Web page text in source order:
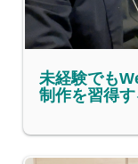
未経験でも
制作を習得